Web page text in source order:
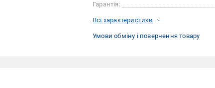
Гарантія:
Всі характеристики
Умови обміну і повернення товару